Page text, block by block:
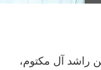
راشد آل مكتوم،